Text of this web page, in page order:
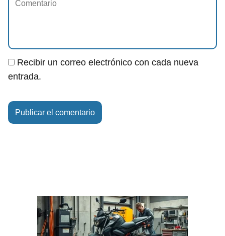
Recibir un correo electrónico con cada nueva
entrada.